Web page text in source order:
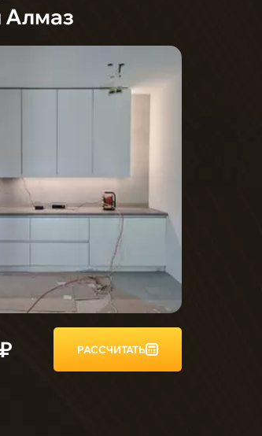
Алмаз
РАССЧИТАТЬ